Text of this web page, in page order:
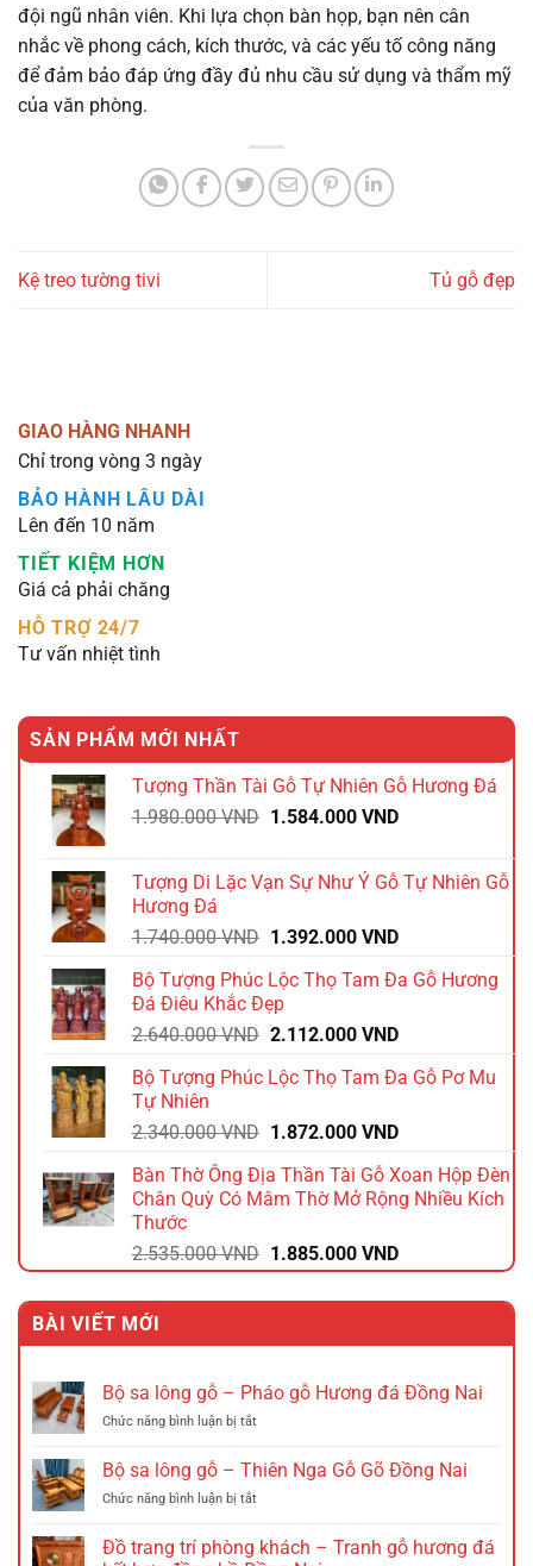
đội ngũ nhân viên. Khi lựa chọn bàn họp, bạn nên cân
nhắc về phong cách, kích thước, và các yếu tố công năng
để đảm bảo đáp ứng đầy đủ nhu cầu sử dụng và thẩm mỹ
của văn phòng.
Kệ treo tường tivi Tủ gỗ đẹp
GIAO HÀNG NHANH
Chỉ trong vòng 3 ngày
BẢO HÀNH LÂU DÀI
Lên đến 10 năm
TIẾT KIỆM HƠN
Giá cả phải chăng
HỖ TRỢ 24/7
Tư vấn nhiệt tình
SẢN PHẨM MỚI NHẤT
Tượng Thần Tài Gỗ Tự Nhiên Gỗ Hương Đá
1.980.000VND Giá
1.980.000 VND.
1.584.000 VNDGiá
là:
Tượng Di Lặc Vạn Sự Như Ý Gỗ Tự Nhiên Gỗ
Hương Đá
1.740.000VND Giá
là:
1.740.000 VND.
1.392.000 VNDGiá
tại
1.392.000 VND.
Bộ Tượng Phúc Lộc Thọ Tam Đa Gỗ Hương
Đá Điêu Khắc Đẹp
2.640.000VND Giá
là:
2.112.000 VNDGiá
tại
2.112.000 VND.
Bộ Tượng Phúc Lộc Thọ Tam Đa Gỗ Pơ Mu
Tự Nhiên
2.340.000VND Giá
là:
2.340.000 VND.
1.872.000 VNDGiá
tại
là:
Bàn Thờ Ông Địa Thần Tài Gỗ Xoan Hộp Đèn
Chân Quỳ Có Mâm Thờ Mở Rộng Nhiều Kích
Thước
2.535.000VND Giá
gốc
là:
1.885.000 VNDGiá
hiện
tại
1.885.000 VND.
BÀI VIẾT MỚI
Bộ sa lông gỗ – Pháo gỗ Hương đá Đồng Nai
Chức năng bình luận bị tắtở
sa
lông
gỗ
Pháo
gỗ
Bộ sa lông gỗ – Thiên Nga Gỗ Gõ Đồng Nai
Chức năng bình luận bị tắtở
sa
lông
Đồ trang trí phòng khách – Tranh gỗ hương đá